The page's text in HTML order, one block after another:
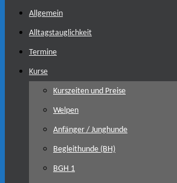
Inhalt
springen
Allgemein
Alltagstauglichkeit
Termine
Kurse
Kurszeiten und Preise
Welpen
Anfänger / Junghunde
Begleithunde (BH)
BGH 1